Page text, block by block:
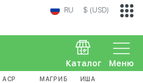
RU $ (USD)
Меню
Каталог
АСР МАГРИБ ИША